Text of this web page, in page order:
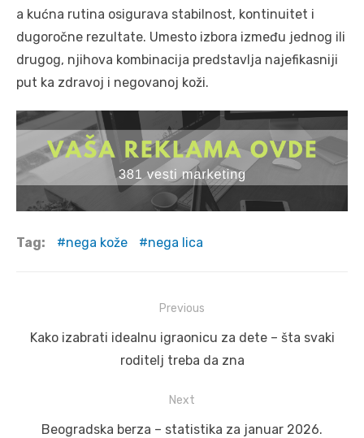
a kućna rutina osigurava stabilnost, kontinuitet i
dugoročne rezultate. Umesto izbora između jednog ili
drugog, njihova kombinacija predstavlja najefikasniji
put ka zdravoj i negovanoj koži.
Tag: nega kože nega lica
navigation
Previous
Previous
Kako izabrati idealnu igraonicu za dete – šta svaki
roditelj treba da zna
Next
Next
Beogradska berza – statistika za januar 2026.